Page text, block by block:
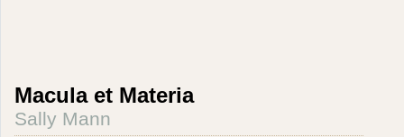
Macula et Materia
Sally Mann